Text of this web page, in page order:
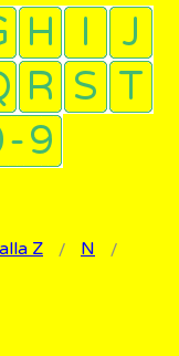
Z
N